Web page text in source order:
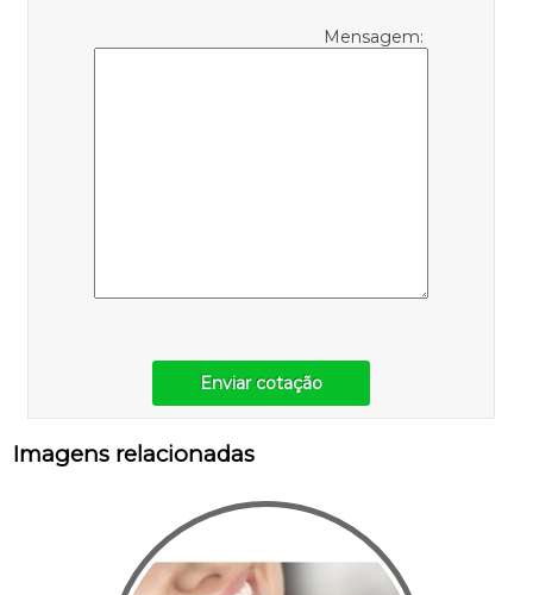
Mensagem:
Enviar cotação
Imagens relacionadas